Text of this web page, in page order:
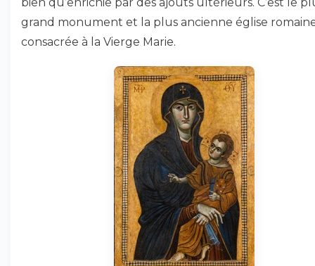
grand monument et la plus ancienne église
consacrée à la Vierge Marie.